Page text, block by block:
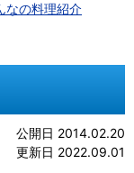
なの料理紹介
公開日 2014.02.20
更新日 2022.09.01